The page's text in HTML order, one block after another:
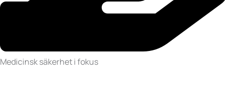
Medicinsk säkerhet i fokus